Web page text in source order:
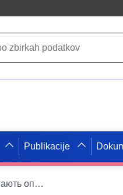
Publikacije
Адміністративні дані, що збираються (обробляються) та підлягають оприлюдненню відповідно до вимог закону, Генеральної прокуратури України: про кримінальні правопорушення, вчинені на підприємствах, установах, організаціях за видами економічної діяльності.